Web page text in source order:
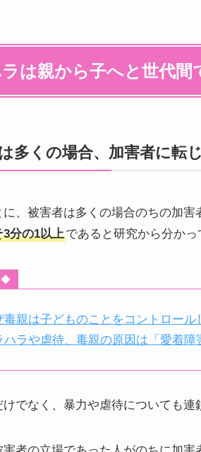
は親から子へと世代間
多くの場合、加害者に転
に、被害者は多くの場合のちの加
分の1以上であると研究から分かっ
◆
毒親は子どものことをコントロール
ハラや虐待、毒親の原因は「愛着障
でなく、暴力や虐待についても連